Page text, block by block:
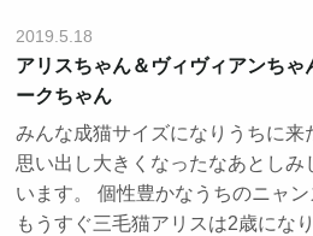
2019.5.18
アリスちゃん＆ヴィヴィアンちゃ
ークちゃん
みんな成猫サイズになりうちに来
思い出し大きくなったなあとしみ
います。 個性豊かなうちのニャン
もうすぐ三毛猫アリスは2歳にな